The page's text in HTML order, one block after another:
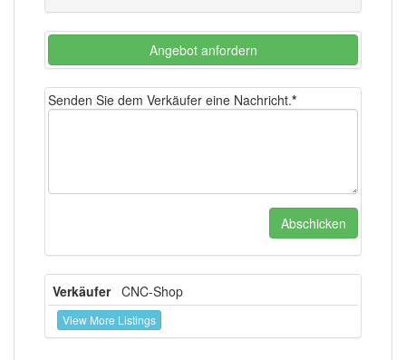
Angebot anfordern
Senden Sie dem Verkäufer eine Nachricht.*
VerkäuferCNC-Shop
View More Listings